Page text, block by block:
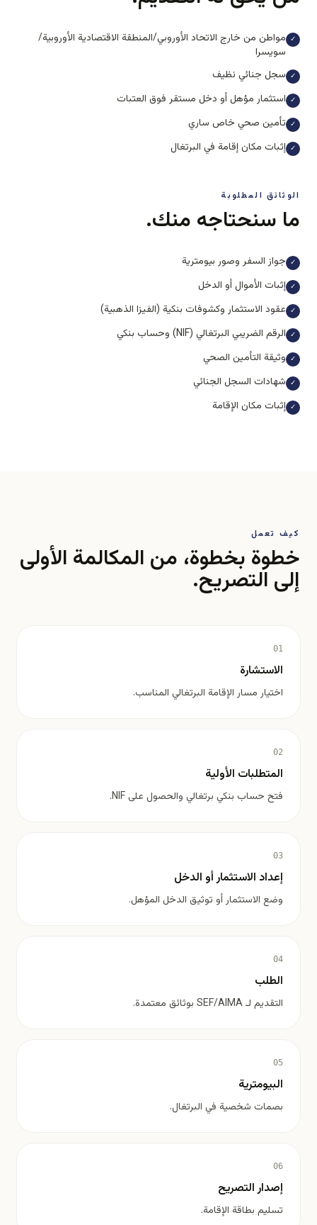
✓ مواطن من خارج الاتحاد الأوروبي/المنطقة الاقتصادية الأوروبية/
سويسرا
✓ سجل جنائي نظيف
✓ استثمار مؤهل أو دخل مستقر فوق العتبات
✓ تأمين صحي خاص ساري
✓ إثبات مكان إقامة في البرتغال
الوثائق المطلوبة
ما سنحتاجه منك.
✓ جواز السفر وصور بيومترية
✓ إثبات الأموال أو الدخل
✓ عقود الاستثمار وكشوفات بنكية (الفيزا الذهبية)
✓ الرقم الضريبي البرتغالي (NIF) وحساب بنكي
✓ وثيقة التأمين الصحي
✓ شهادات السجل الجنائي
✓ إثبات مكان الإقامة
كيف تعمل
خطوة بخطوة، من المكالمة الأولى
إلى التصريح.
01
الاستشارة
اختيار مسار الإقامة البرتغالي المناسب.
02
المتطلبات الأولية
فتح حساب بنكي برتغالي والحصول على NIF.
03
إعداد الاستثمار أو الدخل
وضع الاستثمار أو توثيق الدخل المؤهل.
04
الطلب
التقديم لـ SEF/AIMA بوثائق معتمدة.
05
البيومترية
بصمات شخصية في البرتغال.
06
إصدار التصريح
تسليم بطاقة الإقامة.